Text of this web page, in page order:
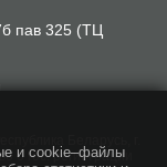
пав 325 (ТЦ
о гос. регистрации
и cookie–файлы